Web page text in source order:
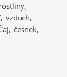
rostliny
vzduch
česnek